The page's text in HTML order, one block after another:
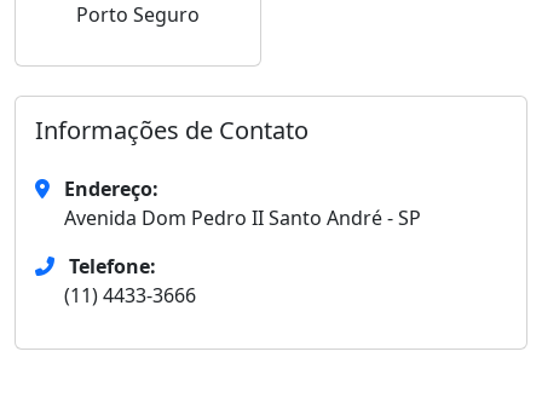
Porto Seguro
Informações de Contato
Endereço:
Avenida Dom Pedro II Santo André - SP
Telefone:
(11) 4433-3666